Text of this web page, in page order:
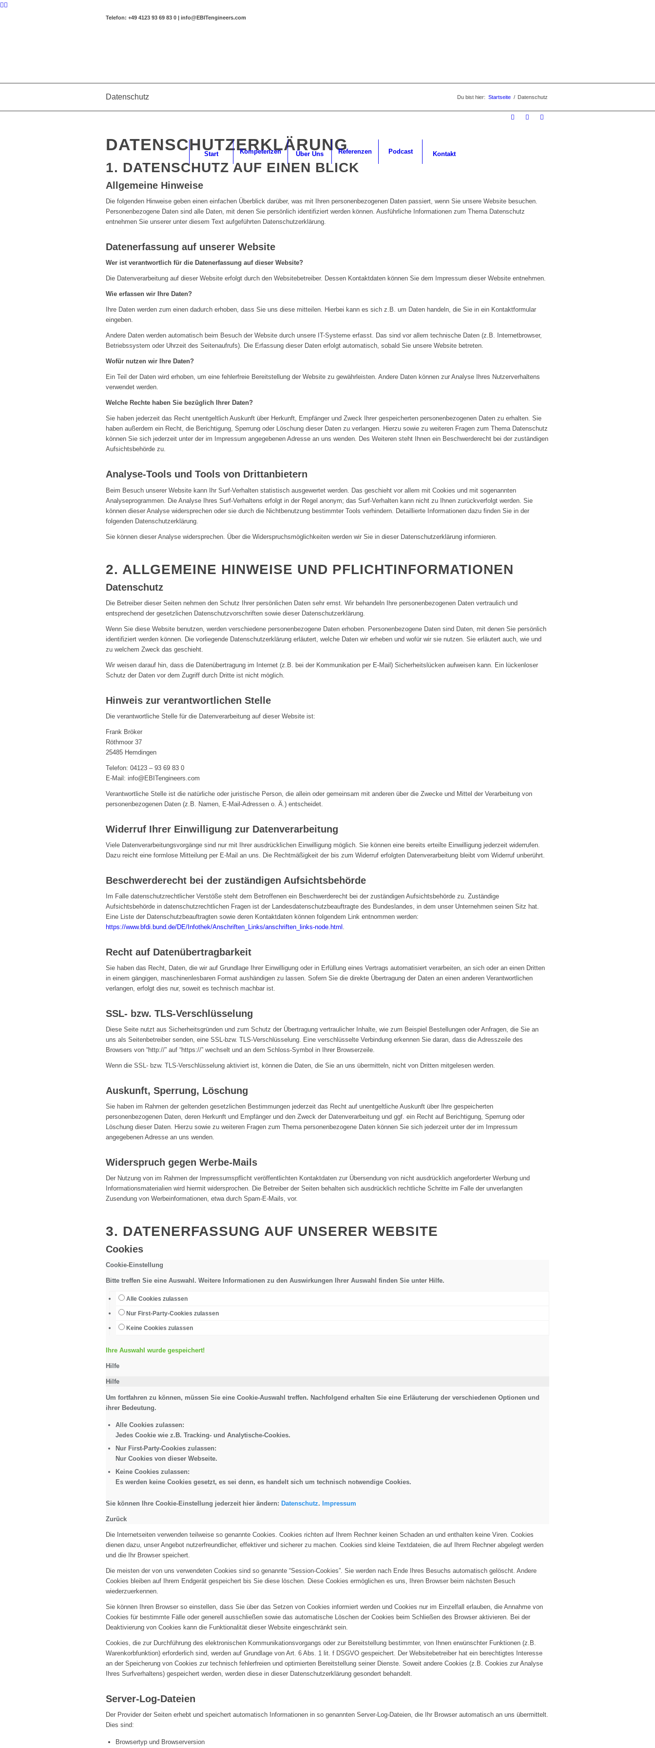
Telefon: +49 4123 93 69 83 0 | info@EBITengineers.com
Start Kompetenzen Über Uns Referenzen Podcast Kontakt
Datenschutz Du bist hier: Startseite / Datenschutz
DATENSCHUTZERKLÄRUNG
1. DATENSCHUTZ AUF EINEN BLICK
Allgemeine Hinweise
Die folgenden Hinweise geben einen einfachen Überblick darüber, was mit Ihren personenbezogenen Daten passiert, wenn Sie unsere Website besuchen.
Personenbezogene Daten sind alle Daten, mit denen Sie persönlich identifiziert werden können. Ausführliche Informationen zum Thema Datenschutz
entnehmen Sie unserer unter diesem Text aufgeführten Datenschutzerklärung.
Datenerfassung auf unserer Website
Wer ist verantwortlich für die Datenerfassung auf dieser Website?
Die Datenverarbeitung auf dieser Website erfolgt durch den Websitebetreiber. Dessen Kontaktdaten können Sie dem Impressum dieser Website entnehmen.
Wie erfassen wir Ihre Daten?
Ihre Daten werden zum einen dadurch erhoben, dass Sie uns diese mitteilen. Hierbei kann es sich z.B. um Daten handeln, die Sie in ein Kontaktformular
eingeben.
Andere Daten werden automatisch beim Besuch der Website durch unsere IT-Systeme erfasst. Das sind vor allem technische Daten (z.B. Internetbrowser,
Betriebssystem oder Uhrzeit des Seitenaufrufs). Die Erfassung dieser Daten erfolgt automatisch, sobald Sie unsere Website betreten.
Wofür nutzen wir Ihre Daten?
Ein Teil der Daten wird erhoben, um eine fehlerfreie Bereitstellung der Website zu gewährleisten. Andere Daten können zur Analyse Ihres Nutzerverhaltens
verwendet werden.
Welche Rechte haben Sie bezüglich Ihrer Daten?
Sie haben jederzeit das Recht unentgeltlich Auskunft über Herkunft, Empfänger und Zweck Ihrer gespeicherten personenbezogenen Daten zu erhalten. Sie
haben außerdem ein Recht, die Berichtigung, Sperrung oder Löschung dieser Daten zu verlangen. Hierzu sowie zu weiteren Fragen zum Thema Datenschutz
können Sie sich jederzeit unter der im Impressum angegebenen Adresse an uns wenden. Des Weiteren steht Ihnen ein Beschwerderecht bei der zuständigen
Aufsichtsbehörde zu.
Analyse-Tools und Tools von Drittanbietern
Beim Besuch unserer Website kann Ihr Surf-Verhalten statistisch ausgewertet werden. Das geschieht vor allem mit Cookies und mit sogenannten
Analyseprogrammen. Die Analyse Ihres Surf-Verhaltens erfolgt in der Regel anonym; das Surf-Verhalten kann nicht zu Ihnen zurückverfolgt werden. Sie
können dieser Analyse widersprechen oder sie durch die Nichtbenutzung bestimmter Tools verhindern. Detaillierte Informationen dazu finden Sie in der
folgenden Datenschutzerklärung.
Sie können dieser Analyse widersprechen. Über die Widerspruchsmöglichkeiten werden wir Sie in dieser Datenschutzerklärung informieren.
2. ALLGEMEINE HINWEISE UND PFLICHTINFORMATIONEN
Datenschutz
Die Betreiber dieser Seiten nehmen den Schutz Ihrer persönlichen Daten sehr ernst. Wir behandeln Ihre personenbezogenen Daten vertraulich und
entsprechend der gesetzlichen Datenschutzvorschriften sowie dieser Datenschutzerklärung.
Wenn Sie diese Website benutzen, werden verschiedene personenbezogene Daten erhoben. Personenbezogene Daten sind Daten, mit denen Sie persönlich
identifiziert werden können. Die vorliegende Datenschutzerklärung erläutert, welche Daten wir erheben und wofür wir sie nutzen. Sie erläutert auch, wie und
zu welchem Zweck das geschieht.
Wir weisen darauf hin, dass die Datenübertragung im Internet (z.B. bei der Kommunikation per E-Mail) Sicherheitslücken aufweisen kann. Ein lückenloser
Schutz der Daten vor dem Zugriff durch Dritte ist nicht möglich.
Hinweis zur verantwortlichen Stelle
Die verantwortliche Stelle für die Datenverarbeitung auf dieser Website ist:
Frank Bröker
Röthmoor 37
25485 Hemdingen
Telefon: 04123 – 93 69 83 0
E-Mail: info@EBITengineers.com
Verantwortliche Stelle ist die natürliche oder juristische Person, die allein oder gemeinsam mit anderen über die Zwecke und Mittel der Verarbeitung von
personenbezogenen Daten (z.B. Namen, E-Mail-Adressen o. Ä.) entscheidet.
Widerruf Ihrer Einwilligung zur Datenverarbeitung
Viele Datenverarbeitungsvorgänge sind nur mit Ihrer ausdrücklichen Einwilligung möglich. Sie können eine bereits erteilte Einwilligung jederzeit widerrufen.
Dazu reicht eine formlose Mitteilung per E-Mail an uns. Die Rechtmäßigkeit der bis zum Widerruf erfolgten Datenverarbeitung bleibt vom Widerruf unberührt.
Beschwerderecht bei der zuständigen Aufsichtsbehörde
Im Falle datenschutzrechtlicher Verstöße steht dem Betroffenen ein Beschwerderecht bei der zuständigen Aufsichtsbehörde zu. Zuständige
Aufsichtsbehörde in datenschutzrechtlichen Fragen ist der Landesdatenschutzbeauftragte des Bundeslandes, in dem unser Unternehmen seinen Sitz hat.
Eine Liste der Datenschutzbeauftragten sowie deren Kontaktdaten können folgendem Link entnommen werden:
https://www.bfdi.bund.de/DE/Infothek/Anschriften_Links/anschriften_links-node.html
Recht auf Datenübertragbarkeit
Sie haben das Recht, Daten, die wir auf Grundlage Ihrer Einwilligung oder in Erfüllung eines Vertrags automatisiert verarbeiten, an sich oder an einen Dritten
in einem gängigen, maschinenlesbaren Format aushändigen zu lassen. Sofern Sie die direkte Übertragung der Daten an einen anderen Verantwortlichen
verlangen, erfolgt dies nur, soweit es technisch machbar ist.
SSL- bzw. TLS-Verschlüsselung
Diese Seite nutzt aus Sicherheitsgründen und zum Schutz der Übertragung vertraulicher Inhalte, wie zum Beispiel Bestellungen oder Anfragen, die Sie an
uns als Seitenbetreiber senden, eine SSL-bzw. TLS-Verschlüsselung. Eine verschlüsselte Verbindung erkennen Sie daran, dass die Adresszeile des
Browsers von “http://” auf “https://” wechselt und an dem Schloss-Symbol in Ihrer Browserzeile.
Wenn die SSL- bzw. TLS-Verschlüsselung aktiviert ist, können die Daten, die Sie an uns übermitteln, nicht von Dritten mitgelesen werden.
Auskunft, Sperrung, Löschung
Sie haben im Rahmen der geltenden gesetzlichen Bestimmungen jederzeit das Recht auf unentgeltliche Auskunft über Ihre gespeicherten
personenbezogenen Daten, deren Herkunft und Empfänger und den Zweck der Datenverarbeitung und ggf. ein Recht auf Berichtigung, Sperrung oder
Löschung dieser Daten. Hierzu sowie zu weiteren Fragen zum Thema personenbezogene Daten können Sie sich jederzeit unter der im Impressum
angegebenen Adresse an uns wenden.
Widerspruch gegen Werbe-Mails
Der Nutzung von im Rahmen der Impressumspflicht veröffentlichten Kontaktdaten zur Übersendung von nicht ausdrücklich angeforderter Werbung und
Informationsmaterialien wird hiermit widersprochen. Die Betreiber der Seiten behalten sich ausdrücklich rechtliche Schritte im Falle der unverlangten
Zusendung von Werbeinformationen, etwa durch Spam-E-Mails, vor.
3. DATENERFASSUNG AUF UNSERER WEBSITE
Cookies
Cookie-Einstellung
Bitte treffen Sie eine Auswahl. Weitere Informationen zu den Auswirkungen Ihrer Auswahl finden Sie unter Hilfe.
Alle Cookies zulassen
Nur First-Party-Cookies zulassen
Keine Cookies zulassen
Ihre Auswahl wurde gespeichert!
Hilfe
Hilfe
Um fortfahren zu können, müssen Sie eine Cookie-Auswahl treffen. Nachfolgend erhalten Sie eine Erläuterung der verschiedenen Optionen und
ihrer Bedeutung.
Alle Cookies zulassen:
Jedes Cookie wie z.B. Tracking- und Analytische-Cookies.
Nur First-Party-Cookies zulassen:
Nur Cookies von dieser Webseite.
Keine Cookies zulassen:
Es werden keine Cookies gesetzt, es sei denn, es handelt sich um technisch notwendige Cookies.
Sie können Ihre Cookie-Einstellung jederzeit hier ändern: Datenschutz. Impressum
Zurück
Die Internetseiten verwenden teilweise so genannte Cookies. Cookies richten auf Ihrem Rechner keinen Schaden an und enthalten keine Viren. Cookies
dienen dazu, unser Angebot nutzerfreundlicher, effektiver und sicherer zu machen. Cookies sind kleine Textdateien, die auf Ihrem Rechner abgelegt werden
und die Ihr Browser speichert.
Die meisten der von uns verwendeten Cookies sind so genannte “Session-Cookies”. Sie werden nach Ende Ihres Besuchs automatisch gelöscht. Andere
Cookies bleiben auf Ihrem Endgerät gespeichert bis Sie diese löschen. Diese Cookies ermöglichen es uns, Ihren Browser beim nächsten Besuch
wiederzuerkennen.
Sie können Ihren Browser so einstellen, dass Sie über das Setzen von Cookies informiert werden und Cookies nur im Einzelfall erlauben, die Annahme von
Cookies für bestimmte Fälle oder generell ausschließen sowie das automatische Löschen der Cookies beim Schließen des Browser aktivieren. Bei der
Deaktivierung von Cookies kann die Funktionalität dieser Website eingeschränkt sein.
Cookies, die zur Durchführung des elektronischen Kommunikationsvorgangs oder zur Bereitstellung bestimmter, von Ihnen erwünschter Funktionen (z.B.
Warenkorbfunktion) erforderlich sind, werden auf Grundlage von Art. 6 Abs. 1 lit. f DSGVO gespeichert. Der Websitebetreiber hat ein berechtigtes Interesse
an der Speicherung von Cookies zur technisch fehlerfreien und optimierten Bereitstellung seiner Dienste. Soweit andere Cookies (z.B. Cookies zur Analyse
Ihres Surfverhaltens) gespeichert werden, werden diese in dieser Datenschutzerklärung gesondert behandelt.
Server-Log-Dateien
Der Provider der Seiten erhebt und speichert automatisch Informationen in so genannten Server-Log-Dateien, die Ihr Browser automatisch an uns übermittelt.
Dies sind:
Browsertyp und Browserversion